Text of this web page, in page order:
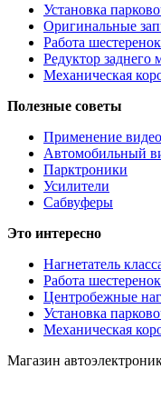
Установка
Оригинальные
Работа
Редуктор заднего
Механическая
Полезные советы
Применение
Автомобильный
Парктроники
Усилители
Cабвуферы
Это интересно
Нагнетатель
Работа
Центробежные
Установка
Механическая
Магазин